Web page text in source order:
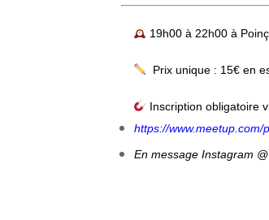
19h00 à 22h00 à
Prix unique : 15€ en
Inscription obligatoire
https://www.meetup.com/
En message Instagram